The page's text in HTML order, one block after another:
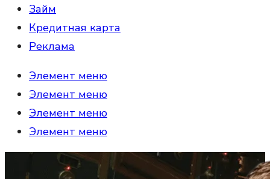
Займ
Кредитная карта
Реклама
Элемент меню
Элемент меню
Элемент меню
Элемент меню